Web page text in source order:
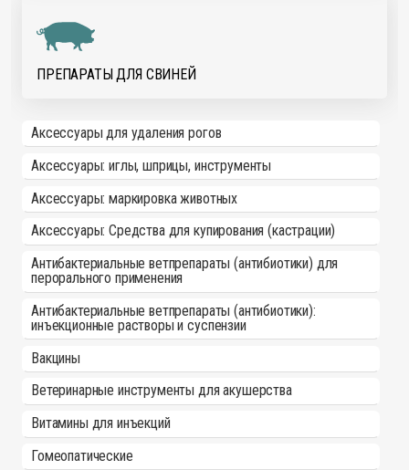
ПРЕПАРАТЫ ДЛЯ СВИНЕЙ
Аксессуары для удаления рогов
Аксессуары: иглы, шприцы, инструменты
Аксессуары: маркировка животных
Аксессуары: Средства для купирования (кастрации)
Антибактериальные ветпрепараты (антибиотики) для
перорального применения
Антибактериальные ветпрепараты (антибиотики):
инъекционные растворы и суспензии
Вакцины
Ветеринарные инструменты для акушерства
Витамины для инъекций
Гомеопатические